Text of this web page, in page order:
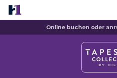
Online buchen oder